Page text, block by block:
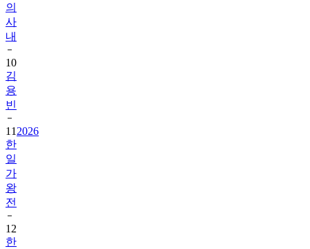
의
사
내
10
김
용
빈
11 2026
한
일
가
왕
전
12
한